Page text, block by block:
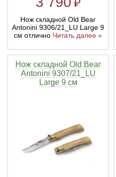
₽
Нож складной Old Bear
Antonini 9306/21_LU Large 9
см отлично Читать далее »
Нож складной Old Bear
Antonini 9307/21_LU
Large 9 см